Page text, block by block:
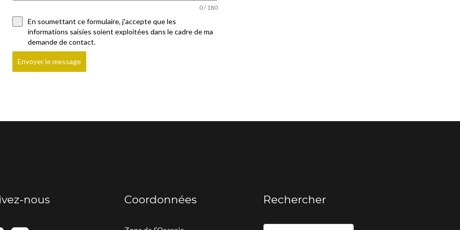
0 / 180
En soumettant ce formulaire, j'accepte que les
informations saisies soient exploitées dans le cadre de ma
demande de contact.
Envoyer le message
nous Coordonnées Rechercher